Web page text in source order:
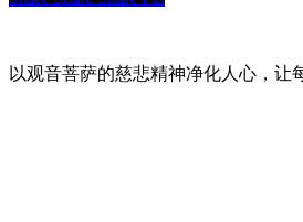
以观音菩萨的慈悲精神净化人心，让